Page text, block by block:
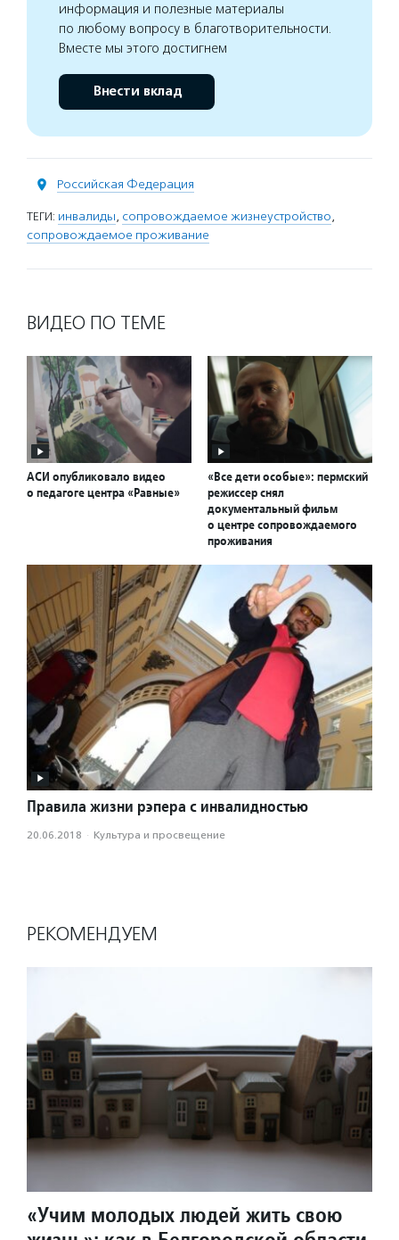
информация и полезные материалы
по любому вопросу в благотворительности.
Вместе мы этого достигнем
Внести вклад
Российская Федерация
ТЕГИ: инвалиды, сопровождаемое жизнеустройство,
сопровождаемое проживание
ВИДЕО ПО ТЕМЕ
АСИ опубликовало видео
о педагоге центра «Равные»
«Все дети особые»: пермский
режиссер снял
документальный фильм
о центре сопровождаемого
проживания
Правила жизни рэпера с инвалидностью
20.06.2018 · Культура и просвещение
РЕКОМЕНДУЕМ
«Учим молодых людей жить свою